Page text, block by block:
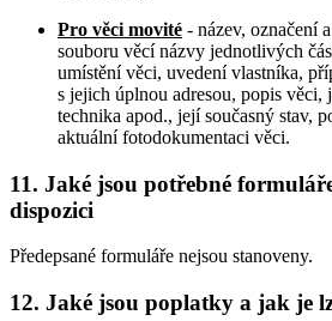
Pro věci movité - název, označení
souboru věcí názvy jednotlivých
umístění věci, uvedení vlastníka,
s jejich úplnou adresou, popis věci,
technika apod., její současný stav,
aktuální fotodokumentaci věci.
11. Jaké jsou potřebné
dispozici
Předepsané formuláře nejsou stanoveny.
12. Jaké jsou poplatky a jak je